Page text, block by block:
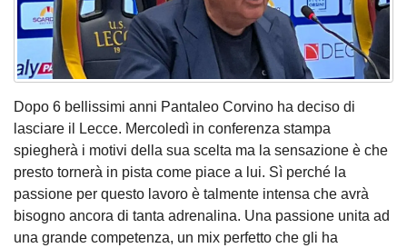
Dopo 6 bellissimi anni Pantaleo Corvino ha deciso di
lasciare il Lecce. Mercoledì in conferenza stampa
spiegherà i motivi della sua scelta ma la sensazione è che
presto tornerà in pista come piace a lui. Sì perché la
passione per questo lavoro è talmente intensa che avrà
bisogno ancora di tanta adrenalina. Una passione unita ad
una grande competenza, un mix perfetto che gli ha